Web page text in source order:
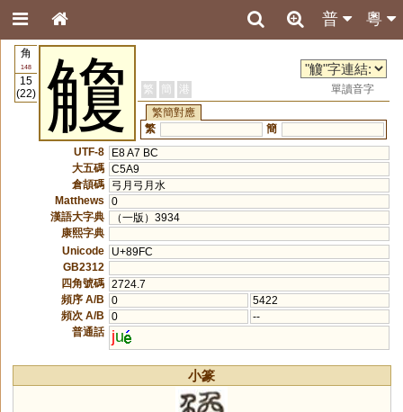
粵
普
角
148
15
(22)
觼 繁 簡 港
單讀音字
繁簡對應
繁
簡
UTF-8
E8 A7 BC
大五碼 C5A9
倉頡碼
弓月弓月水
Matthews
0
漢語大字典
（一版）3934
康熙字典
Unicode
U+89FC
GB2312
四角號碼 2724.7
頻序 A/B
0
5422
頻次 A/B
0
--
普通話
ju
小篆